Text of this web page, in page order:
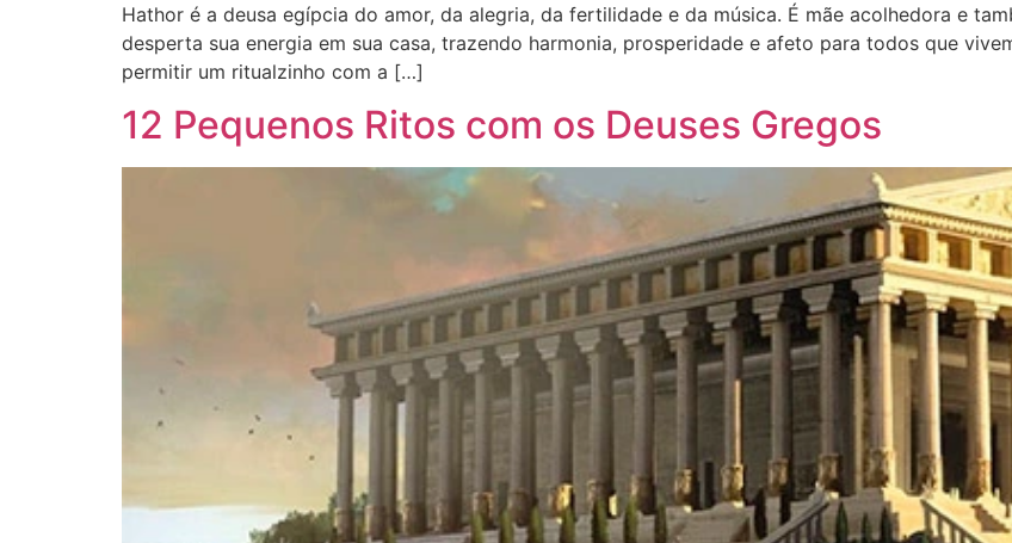
Hathor é a deusa egípcia do amor, da alegria, da fertilidade e da música. É mãe acolhedora e
desperta sua energia em sua casa, trazendo harmonia, prosperidade e afeto para todos que
permitir um ritualzinho com a […]
12 Pequenos Ritos com os Deuses Gregos